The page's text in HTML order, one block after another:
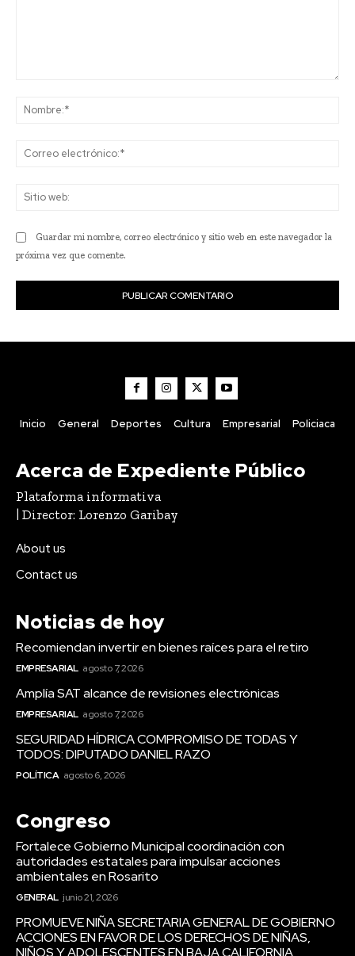
Guardar mi nombre, correo electrónico y sitio web en este navegador la
próxima vez que comente.
Inicio General Deportes Cultura Empresarial Policiaca
Acerca de Expediente Público
Plataforma informativa
| Director: Lorenzo Garibay
About us
Contact us
Noticias de hoy
Recomiendan invertir en bienes raíces para el retiro
EMPRESARIAL agosto 7, 2026
Amplía SAT alcance de revisiones electrónicas
EMPRESARIAL agosto 7, 2026
SEGURIDAD HÍDRICA COMPROMISO DE TODAS Y
TODOS: DIPUTADO DANIEL RAZO
POLÍTICA agosto 6, 2026
Congreso
Fortalece Gobierno Municipal coordinación con
autoridades estatales para impulsar acciones
ambientales en Rosarito
GENERAL junio 21, 2026
PROMUEVE NIÑA SECRETARIA GENERAL DE GOBIERNO
ACCIONES EN FAVOR DE LOS DERECHOS DE NIÑAS,
NIÑOS Y ADOLESCENTES EN BAJA CALIFORNIA